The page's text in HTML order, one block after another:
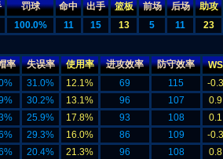
罚球 命中 出手 篮板 前场 后场 助攻
100.0% 11 15 13 5 11 23
率 失误率 使用率 进攻效率 防守效率 WS
31.0% 12.1% 69 115 -0.3
30.2% 13.1% 96 107 0.9
25.9% 17.8% 93 108 0.1
29.3% 16.0% 86 109 -0.3
20.4% 21.3% 96 108 0.8